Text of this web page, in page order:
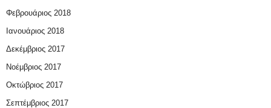
Φεβρουάριος 2018
Ιανουάριος 2018
Δεκέμβριος 2017
Νοέμβριος 2017
Οκτώβριος 2017
Σεπτέμβριος 2017